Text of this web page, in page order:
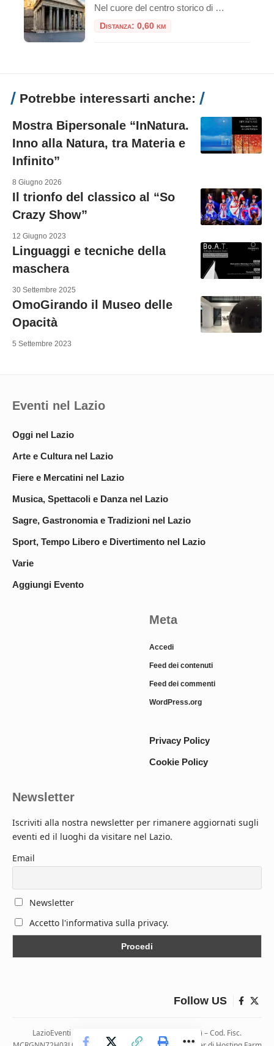
Nel cuore del centro storico di Roma, a pochi passi da Piazza Navona e dalla Fontana di Trevi, sorge uno dei monumenti più straordinari dell’antichità: il Pantheon, capolavoro dell’architettura romana, ancora oggi tra gli edifici meglio conservati dell’intero mondo classico. Breve storia del Pantheon Il nome Pantheon deriva dal greco e significa “tempio di tutti […]
Distanza: 0,60 km
Potrebbe interessarti anche:
Mostra Bipersonale “InNatura.
Inno alla Natura, tra Materia e
Infinito”
8 Giugno 2026
Il trionfo del classico al “So
Crazy Show”
12 Giugno 2023
Linguaggi e tecniche della
maschera
30 Settembre 2025
OmoGirando il Museo delle
Opacità
5 Settembre 2023
Eventi nel Lazio
Oggi nel Lazio
Arte e Cultura nel Lazio
Fiere e Mercatini nel Lazio
Musica, Spettacoli e Danza nel Lazio
Sagre, Gastronomia e Tradizioni nel Lazio
Sport, Tempo Libero e Divertimento nel Lazio
Varie
Aggiungi Evento
Meta
Accedi
Feed dei contenuti
Feed dei commenti
WordPress.org
Privacy Policy
Cookie Policy
Newsletter
Iscriviti alla nostra newsletter per rimanere aggiornati sugli
eventi ed il luoghi da visitare nel Lazio.
Email
Newsletter
Accetto l'informativa sulla privacy.
Follow US
LazioEventi – Via Monticelli, 9 04026 Minturno (LT) – Cod. Fisc.